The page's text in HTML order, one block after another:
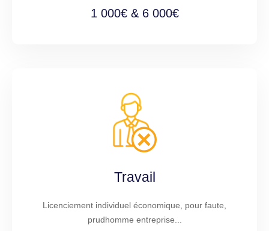
1 000€ & 6 000€
Travail
Licenciement individuel économique, pour faute,
prudhomme entreprise...